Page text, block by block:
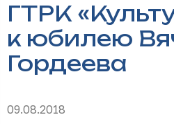
ГТРК
к юбилею
Гордеева
09.08.2018